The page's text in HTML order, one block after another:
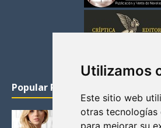
Utilizamos
Este sitio web
otras tecnologías
para mejorar su
Popular Posts
KATHERYN WINNICK: LA